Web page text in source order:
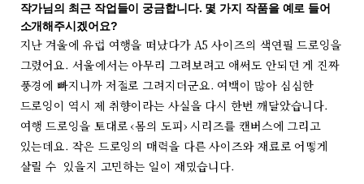
작가님의 최근 작업들이 궁금합니다. 몇 가지 작품을 예로 들어
소개해주시겠어요?
지난 겨울에 유럽 여행을 떠났다가 A5 사이즈의 색연필 드로잉을
그렸어요. 서울에서는 아무리 그려보려고 애써도 안되던 게 진짜
풍경에 빠지니까 저절로 그려지더군요. 여백이 많아 심심한
드로잉이 역시 제 취향이라는 사실을 다시 한번 깨달았습니다.
여행 드로잉을 토대로 ‹몸의 도피› 시리즈를 캔버스에 그리고
있는데요. 작은 드로잉의 매력을 다른 사이즈와 재료로 어떻게
살릴 수 있을지 고민하는 일이 재밌습니다.